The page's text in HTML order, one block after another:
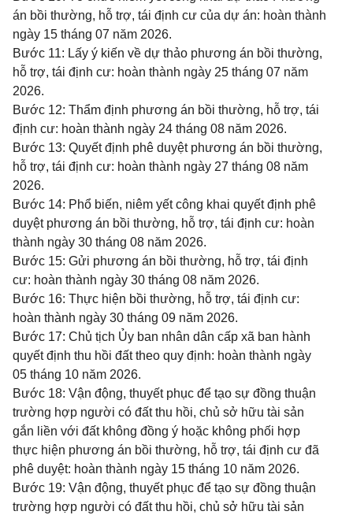
án bồi thường, hỗ trợ, tái định cư của dự án: hoàn thành
ngày 15 tháng 07 năm 2026.
Bước 11: Lấy ý kiến về dự thảo phương án bồi thường,
hỗ trợ, tái định cư: hoàn thành ngày 25 tháng 07 năm
2026.
Bước 12: Thẩm định phương án bồi thường, hỗ trợ, tái
định cư: hoàn thành ngày 24 tháng 08 năm 2026.
Bước 13: Quyết định phê duyệt phương án bồi thường,
hỗ trợ, tái định cư: hoàn thành ngày 27 tháng 08 năm
2026.
Bước 14: Phổ biến, niêm yết công khai quyết định phê
duyệt phương án bồi thường, hỗ trợ, tái định cư: hoàn
thành ngày 30 tháng 08 năm 2026.
Bước 15: Gửi phương án bồi thường, hỗ trợ, tái định
cư: hoàn thành ngày 30 tháng 08 năm 2026.
Bước 16: Thực hiện bồi thường, hỗ trợ, tái định cư:
hoàn thành ngày 30 tháng 09 năm 2026.
Bước 17: Chủ tịch Ủy ban nhân dân cấp xã ban hành
quyết định thu hồi đất theo quy định: hoàn thành ngày
05 tháng 10 năm 2026.
Bước 18: Vận động, thuyết phục để tạo sự đồng thuận
trường hợp người có đất thu hồi, chủ sở hữu tài sản
gắn liền với đất không đồng ý hoặc không phối hợp
thực hiện phương án bồi thường, hỗ trợ, tái định cư đã
phê duyệt: hoàn thành ngày 15 tháng 10 năm 2026.
Bước 19: Vận động, thuyết phục để tạo sự đồng thuận
trường hợp người có đất thu hồi, chủ sở hữu tài sản